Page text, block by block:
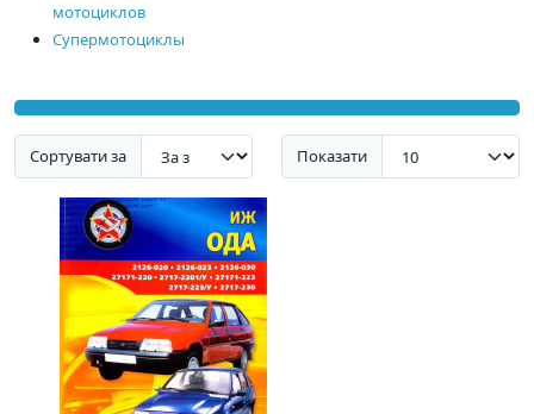
мотоциклов
Супермотоциклы
Сортувати за Показати